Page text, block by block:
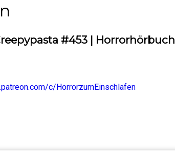
#453 | Horrorhörbuch
c/HorrorzumEinschlafen